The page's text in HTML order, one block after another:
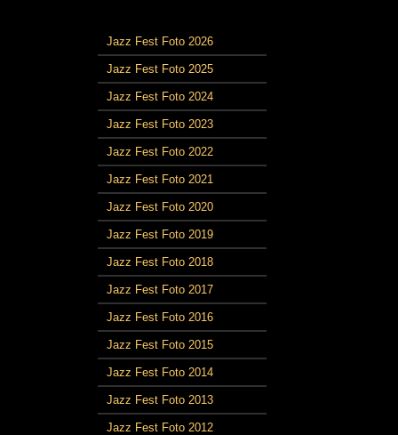
Jazz Fest Foto 2026
Jazz Fest Foto 2025
Jazz Fest Foto 2024
Jazz Fest Foto 2023
Jazz Fest Foto 2022
Jazz Fest Foto 2021
Jazz Fest Foto 2020
Jazz Fest Foto 2019
Jazz Fest Foto 2018
Jazz Fest Foto 2017
Jazz Fest Foto 2016
Jazz Fest Foto 2015
Jazz Fest Foto 2014
Jazz Fest Foto 2013
Jazz Fest Foto 2012